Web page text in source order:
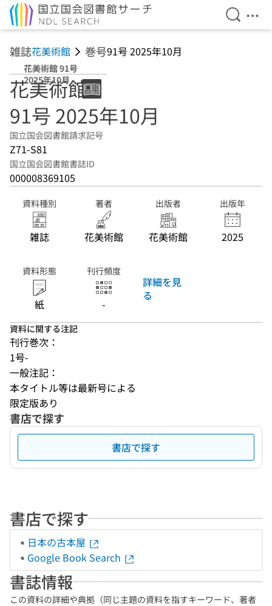
検索を
メ
雑誌花美術館 巻号91号 2025年10月
花美術館 91号
2025年10月
花美術館
91号 2025年10月
国立国会図書館請求記号
Z71-S81
国立国会図書館書誌ID
000008369105
資料種別
雑誌
著者
花美術館
出版者
花美術館
出版年
2025
資料形態
紙
刊行頻度
-
詳細を見
る
資料に関する注記
刊行巻次：
1号-
一般注記：
本タイトル等は最新号による
限定版あり
書店で探す
書店で探す
書店で探す
日本の古本屋
Google Book Search
書誌情報
この資料の詳細や典拠（同じ主題の資料を指すキーワード、著者